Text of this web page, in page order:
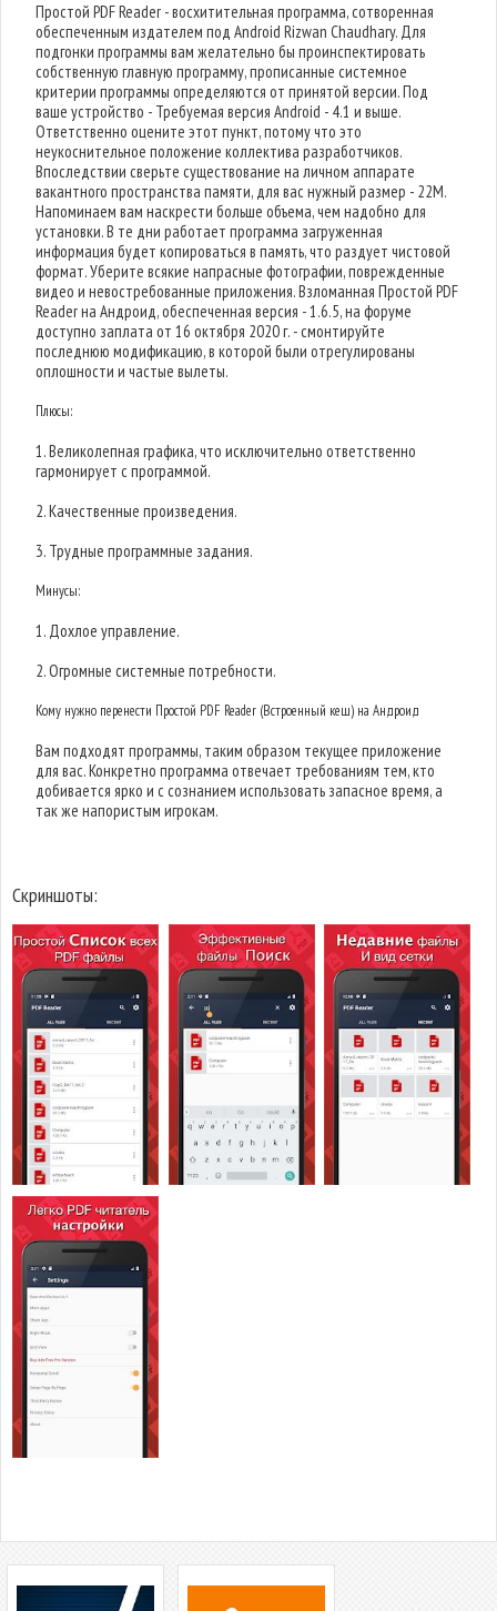
Простой PDF Reader - восхитительная программа, сотворенная
обеспеченным издателем под Android Rizwan Chaudhary. Для
подгонки программы вам желательно бы проинспектировать
собственную главную программу, прописанные системное
критерии программы определяются от принятой версии. Под
ваше устройство - Требуемая версия Android - 4.1 и выше.
Ответственно оцените этот пункт, потому что это
неукоснительное положение коллектива разработчиков.
Впоследствии сверьте существование на личном аппарате
вакантного пространства памяти, для вас нужный размер - 22M.
Напоминаем вам наскрести больше объема, чем надобно для
установки. В те дни работает программа загруженная
информация будет копироваться в память, что раздует чистовой
формат. Уберите всякие напрасные фотографии, поврежденные
видео и невостребованные приложения. Взломанная Простой PDF
Reader на Андроид, обеспеченная версия - 1.6.5, на форуме
доступно заплата от 16 октября 2020 г. - смонтируйте
последнюю модификацию, в которой были отрегулированы
оплошности и частые вылеты.
Плюсы:
1. Великолепная графика, что исключительно ответственно
гармонирует с программой.
2. Качественные произведения.
3. Трудные программные задания.
Минусы:
1. Дохлое управление.
2. Огромные системные потребности.
Кому нужно перенести Простой PDF Reader (Встроенный кеш) на Андроид
Вам подходят программы, таким образом текущее приложение
для вас. Конкретно программа отвечает требованиям тем, кто
добивается ярко и с сознанием использовать запасное время, а
так же напористым игрокам.
Скриншоты: